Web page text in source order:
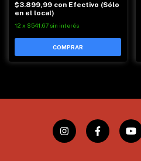
$3.899,99 con Efectivo (Sólo
en el local)
12 x $541,67 sin interés